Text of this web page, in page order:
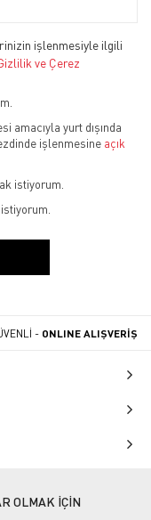
işlenmesiyle ilgili
ve Çerez
amacıyla yurt dışında
işlenmesine açık
istiyorum.
- ONLINE ALIŞVERİŞ
OLMAK İÇİN